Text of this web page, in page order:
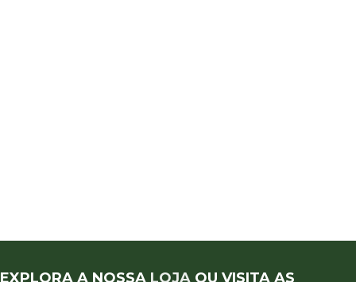
EXPLORA A NOSSA LOJA OU VISITA AS